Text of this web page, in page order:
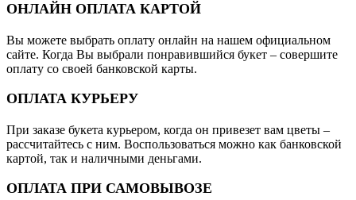
ОНЛАЙН ОПЛАТА КАРТОЙ
Вы можете выбрать оплату онлайн на нашем официальном
сайте. Когда Вы выбрали понравившийся букет – совершите
оплату со своей банковской карты.
ОПЛАТА КУРЬЕРУ
При заказе букета курьером, когда он привезет вам цветы –
рассчитайтесь с ним. Воспользоваться можно как банковской
картой, так и наличными деньгами.
ОПЛАТА ПРИ САМОВЫВОЗЕ